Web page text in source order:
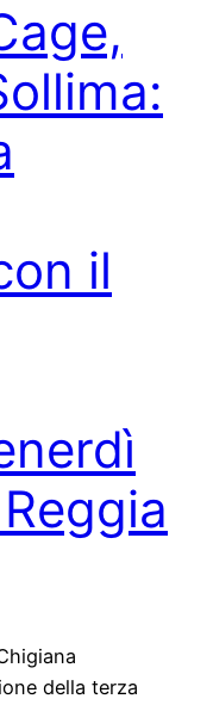
il
della terza